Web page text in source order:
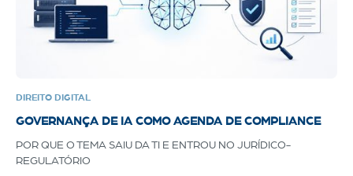
DIREITO DIGITAL
GOVERNANÇA DE IA COMO AGENDA DE COMPLIANCE
POR QUE O TEMA SAIU DA TI E ENTROU NO JURÍDICO-
REGULATÓRIO